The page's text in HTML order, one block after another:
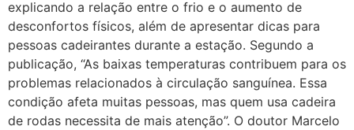
explicando a relação entre o frio e o aumento de
desconfortos físicos, além de apresentar dicas para
pessoas cadeirantes durante a estação. Segundo a
publicação, “As baixas temperaturas contribuem para os
problemas relacionados à circulação sanguínea. Essa
condição afeta muitas pessoas, mas quem usa cadeira
de rodas necessita de mais atenção”. O doutor Marcelo